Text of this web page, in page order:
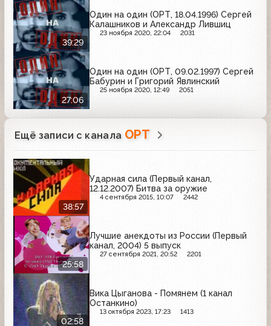
39:29
Один на один (ОРТ, 18.04.1996) Сергей
Калашников и Александр Лившиц
23 ноября 2020, 22:04 2031
27:06
Один на один (ОРТ, 09.02.1997) Сергей
Бабурин и Григорий Явлинский
25 ноября 2020, 12:49 2051
Ещё записи с канала ОРТ
38:57
Ударная сила (Первый канал,
12.12.2007) Битва за оружие
4 сентября 2015, 10:07 2442
25:58
Лучшие анекдоты из России (Первый
канал, 2004) 5 выпуск
27 сентября 2021, 20:52 2201
02:58
Вика Цыганова - Помянем (1 канал
Останкино)
13 октября 2023, 17:23 1413